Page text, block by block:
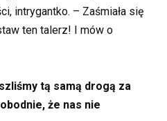
intrygantko. – Zaśmiała się
ten talerz! I mów o
tą samą drogą za
że nas nie